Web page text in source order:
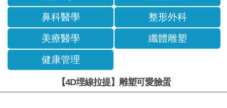
鼻科醫學
美療醫學
健康管理
整形外科
纖體雕塑
【4D埋線拉提】雕塑可愛臉蛋